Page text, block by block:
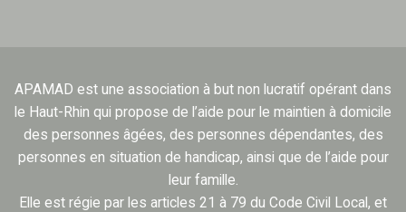
APAMAD est une association à but non lucratif opérant dans
le Haut-Rhin qui propose de l’aide pour le maintien à domicile
des personnes âgées, des personnes dépendantes, des
personnes en situation de handicap, ainsi que de l’aide pour
leur famille.
Elle est régie par les articles 21 à 79 du Code Civil Local, et